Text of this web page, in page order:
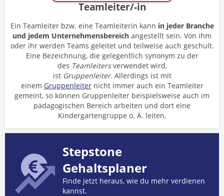
Teamleiter/-in
Ein Teamleiter bzw. eine Teamleiterin kann in jeder Branche
und jedem Unternehmensbereich angestellt sein. Von ihm
oder ihr werden Teams geleitet und teilweise auch geschult.
Eine Bezeichnung, die gelegentlich synonym zu der
des Teamleitersverwendet wird,
ist Gruppenleiter. Allerdings ist mit
einem Gruppenleiternicht immer auch ein Teamleiter
gemeint, so können Gruppenleiter beispielsweise auch im
pädagogischen Bereich arbeiten und dort eine
Kindergartengruppe o. Ä. leiten.
Stepstone
Gehaltsplaner
Finde jetzt heraus, wie du mehr verdienen
kannst.